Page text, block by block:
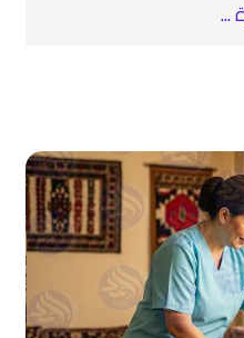
...